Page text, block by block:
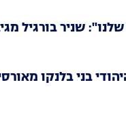
שניר בורגיל
בני בלנקו